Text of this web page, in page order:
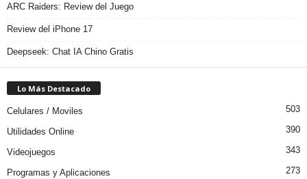
ARC Raiders: Review del Juego
Review del iPhone 17
Deepseek: Chat IA Chino Gratis
Lo Más Destacado
Celulares / Moviles 503
Utilidades Online 390
Videojuegos 343
Programas y Aplicaciones 273